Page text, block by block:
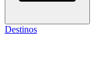
Destinos